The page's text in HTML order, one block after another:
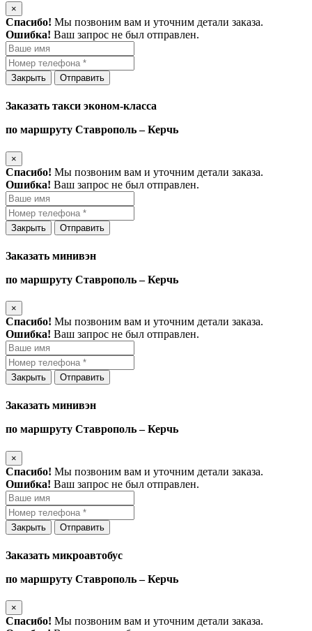
×
Спасибо! Мы позвоним вам и уточним детали заказа.
Ошибка! Ваш запрос не был отправлен.
Закрыть Отправить
Заказать такси эконом-класса
по маршруту Ставрополь – Керчь
×
Спасибо! Мы позвоним вам и уточним детали заказа.
Ошибка! Ваш запрос не был отправлен.
Закрыть Отправить
Заказать минивэн
по маршруту Ставрополь – Керчь
×
Спасибо! Мы позвоним вам и уточним детали заказа.
Ошибка! Ваш запрос не был отправлен.
Закрыть Отправить
Заказать минивэн
по маршруту Ставрополь – Керчь
×
Спасибо! Мы позвоним вам и уточним детали заказа.
Ошибка! Ваш запрос не был отправлен.
Закрыть Отправить
Заказать микроавтобус
по маршруту Ставрополь – Керчь
×
Спасибо! Мы позвоним вам и уточним детали заказа.